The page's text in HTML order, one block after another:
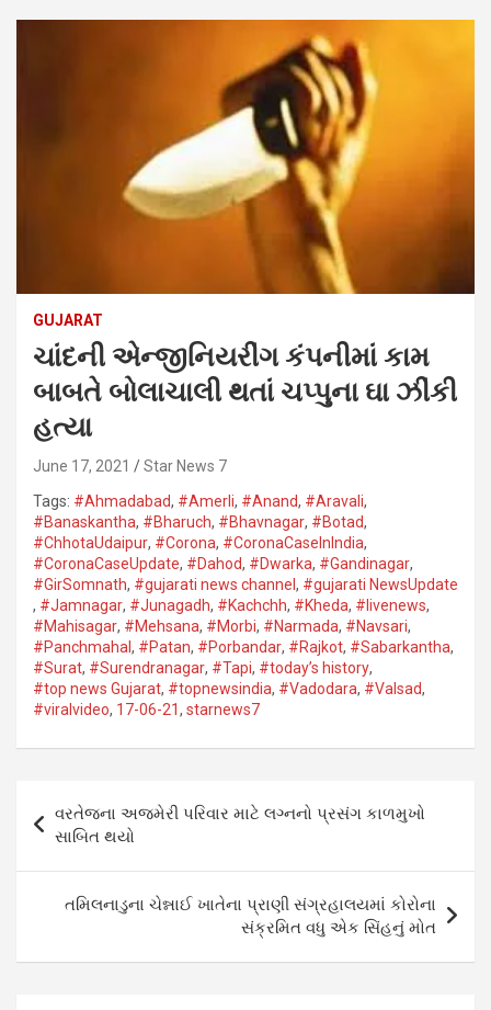
GUJARAT
ચાંદની એન્જીનિયરીંગ કંપનીમાં કામ
બાબતે બોલાચાલી થતાં ચપ્પુના ઘા ઝીંકી
હત્યા
June 17, 2021
Star News 7
Tags: #Ahmadabad, #Amerli, #Anand, #Aravali,
#Banaskantha​, #Bharuch, #Bhavnagar​, #Botad,
#ChhotaUdaipur, #Corona​, #CoronaCaseInIndia,
#CoronaCaseUpdate, #Dahod​, #Dwarka​, #Gandinagar,
#GirSomnath, #gujarati news channel , #gujarati NewsUpdate
, #Jamnagar​, #Junagadh​, #Kachchh, #Kheda​, #livenews,
#Mahisagar​, #Mehsana, #Morbi, #Narmada, #Navsari​,
#Panchmahal, #Patan​, #Porbandar​, #Rajkot​, #Sabarkantha​,
#Surat​, #Surendranagar, #Tapi​, #today’s history,
#top news Gujarat, #topnewsindia, #Vadodara​, #Valsad​,
#viralvideo, 17-06-21, starnews7
navigation
વરતેજના અજમેરી પરિવાર માટે લગ્નનો પ્રસંગ કાળમુખો
સાબિત થયો
તમિલનાડુના ચેન્નાઈ ખાતેના પ્રાણી સંગ્રહાલયમાં કોરોના
સંક્રમિત વધુ એક સિંહનું મોત